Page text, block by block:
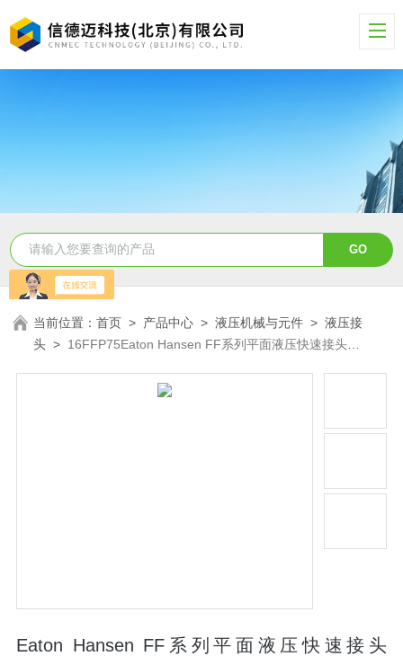
当前位置：首页 > 产品中心 >液压机械与元件 >液压接
头 > 16FFP75Eaton Hansen FF系列平面液压快速接头
Eaton Hansen FF系列平面液压快速接头